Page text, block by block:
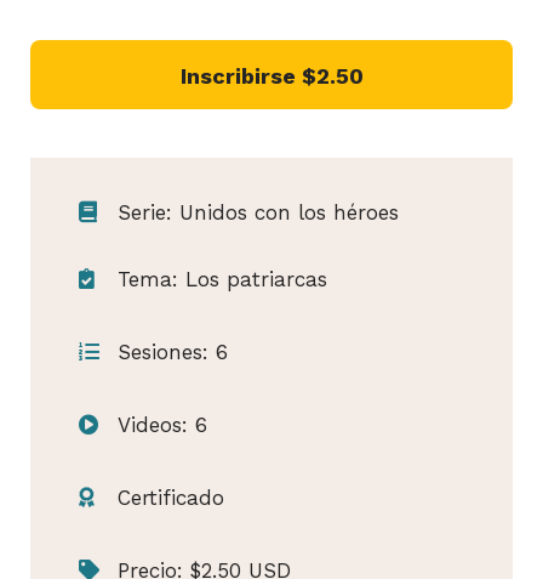
Inscribirse $2.50
Serie: Unidos con los héroes
Tema: Los patriarcas
Sesiones: 6
Videos: 6
Certificado
Precio: $2.50 USD